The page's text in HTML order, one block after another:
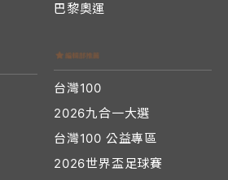
巴黎奧運
台灣100
2026九合一大選
台灣100 公益專區
2026世界盃足球賽